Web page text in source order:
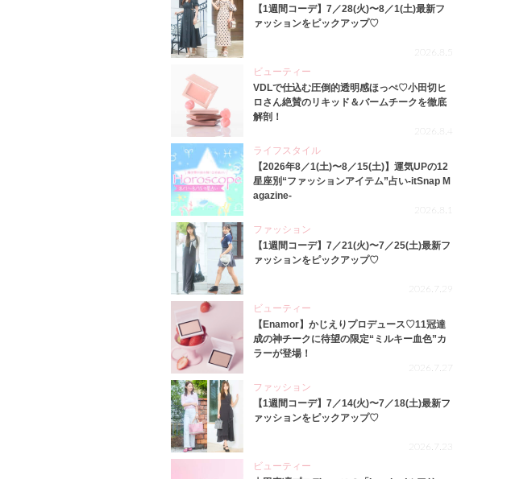
【1週間コーデ】7／28(火)〜8／1(土)最新フ
ァッションをピックアップ♡
2026.8.5
ビューティー
VDLで仕込む圧倒的透明感ほっぺ♡小田切ヒ
ロさん絶賛のリキッド＆バームチークを徹底
解剖！
2026.8.4
ライフスタイル
【2026年8／1(土)〜8／15(土)】運気UPの12
星座別“ファッションアイテム”占い-itSnap M
agazine-
2026.8.1
ファッション
【1週間コーデ】7／21(火)〜7／25(土)最新フ
ァッションをピックアップ♡
2026.7.29
ビューティー
【Enamor】かじえりプロデュース♡11冠達
成の神チークに待望の限定“ミルキー血色”カ
ラーが登場！
2026.7.27
ファッション
【1週間コーデ】7／14(火)〜7／18(土)最新フ
ァッションをピックアップ♡
2026.7.23
ビューティー